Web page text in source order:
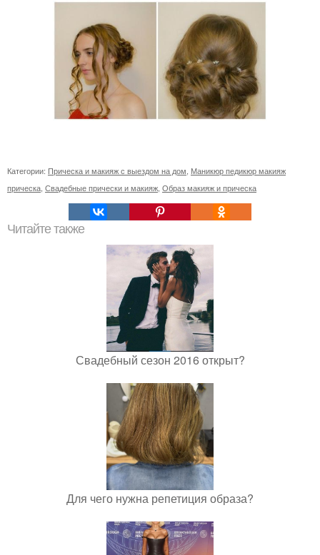
Категории: Прическа и макияж с выездом на дом Маникюр педикюр макияж
прическа Свадебные прически и макияж Образ макияж и прическа
Читайте также
Свадебный сезон 2016 открыт?
Для чего нужна репетиция образа?